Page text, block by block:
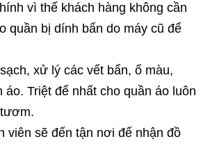
vì thế khách hàng không cần
quần bị dính bẩn do máy cũ để
xử lý các vết bẩn, ố màu,
áo. Triệt để nhất cho quần áo luôn
viên sẽ đến tận nơi để nhận đồ